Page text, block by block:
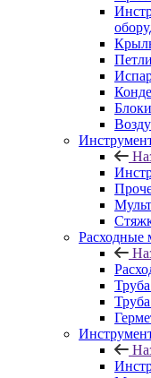
Расходные